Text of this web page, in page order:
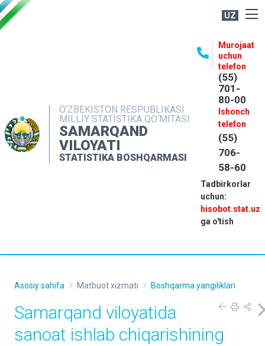
UZ
O‘ZBEKISTON RESPUBLIKASI
MILLIY STATISTIKA QO‘MITASI
SAMARQAND
VILOYATI
STATISTIKA BOSHQARMASI
Murojaat
uchun
telefon
(55)
701-
80-00
Ishonch
telefon
(55)
706-
58-60
Tadbirkorlar
uchun:
hisobot.stat.uz
ga o'tish
MATBUOT XIZMATI
MUROJAATLAR
KONTAKTLAR
Asosiy sahifa Matbuot xizmati Boshqarma yangiliklari
Samarqand viloyatida
sanoat ishlab chiqarishining